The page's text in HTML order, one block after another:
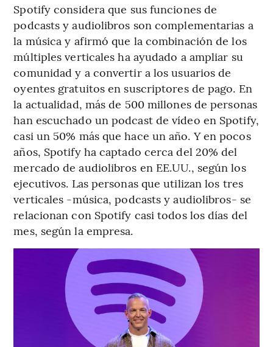
Spotify considera que sus funciones de
podcasts y audiolibros son complementarias a
la música y afirmó que la combinación de los
múltiples verticales ha ayudado a ampliar su
comunidad y a convertir a los usuarios de
oyentes gratuitos en suscriptores de pago. En
la actualidad, más de 500 millones de personas
han escuchado un podcast de vídeo en Spotify,
casi un 50% más que hace un año. Y en pocos
años, Spotify ha captado cerca del 20% del
mercado de audiolibros en EE.UU., según los
ejecutivos. Las personas que utilizan los tres
verticales -música, podcasts y audiolibros- se
relacionan con Spotify casi todos los días del
mes, según la empresa.